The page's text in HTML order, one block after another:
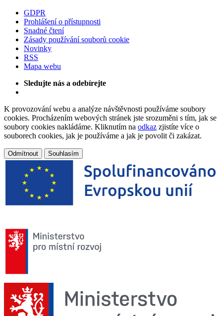
GDPR
Prohlášení o přístupnosti
Snadné čtení
Zásady používání souborů cookie
Novinky
RSS
Mapa webu
Sledujte nás a odebírejte
K provozování webu a analýze návštěvnosti používáme soubory
cookies. Procházením webových stránek jste srozuměni s tím, jak se
soubory cookies nakládáme. Kliknutím na odkaz zjistíte více o
souborech cookies, jak je používáme a jak je povolit či zakázat.
Odmítnout Souhlasím